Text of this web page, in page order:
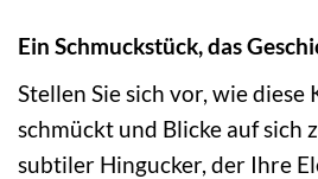
Ein Schmuckstück, das
Stellen Sie sich vor, wie
schmückt und Blicke auf sich
subtiler Hingucker, der Ihre